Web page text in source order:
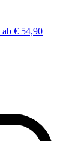
ab € 54,90